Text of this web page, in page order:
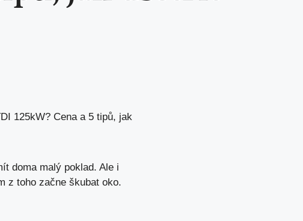
125kW? Cena a 5 tipů, jak
doma malý poklad. Ale i
z toho začne škubat oko.